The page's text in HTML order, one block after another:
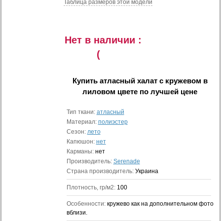
Таблица размеров этой модели
Нет в наличии :
(
Купить атласный халат с кружевом в
лиловом цвете по лучшей цене
Тип ткани: атласный
Материал: полиэстер
Сезон: лето
Капюшон: нет
Карманы: нет
Производитель: Serenade
Страна производитель: Украина
Плотность, гр/м2: 100
Особенности: кружево как на дополнительном фото
вблизи.